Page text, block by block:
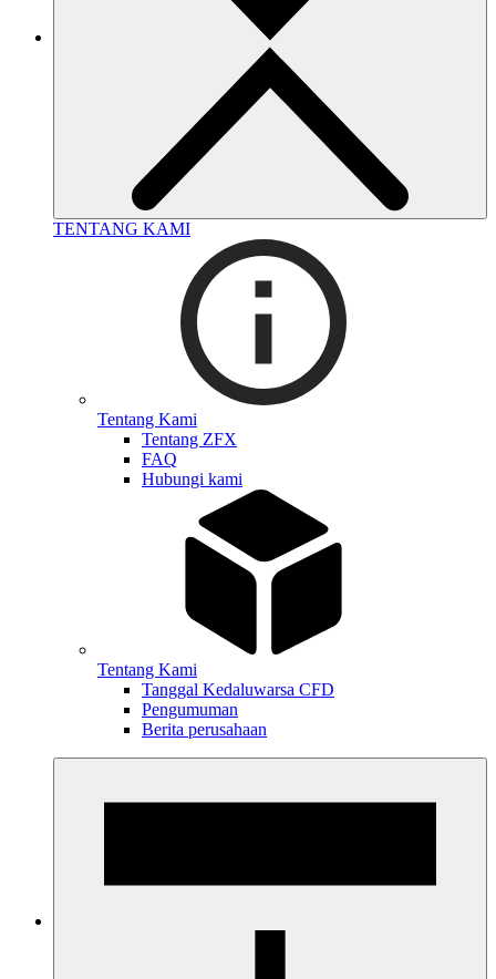
TENTANG KAMI
Tentang Kami
Tentang ZFX
FAQ
Hubungi kami
Tentang Kami
Tanggal Kedaluwarsa CFD
Pengumuman
Berita perusahaan